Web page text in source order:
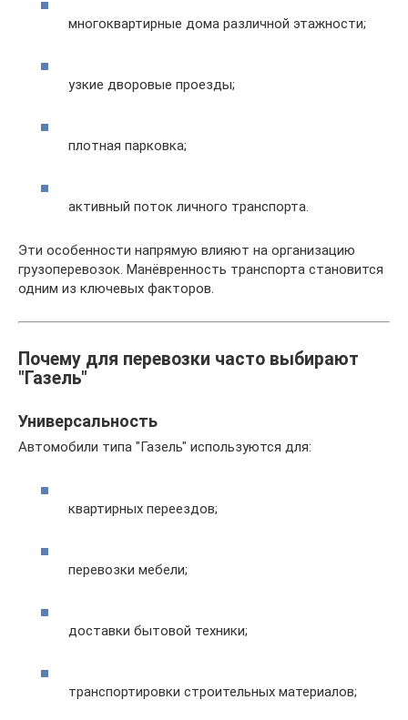
многоквартирные дома различной этажности;
узкие дворовые проезды;
плотная парковка;
активный поток личного транспорта.
Эти особенности напрямую влияют на организацию
грузоперевозок. Манёвренность транспорта становится
одним из ключевых факторов.
Почему для перевозки часто выбирают
"Газель"
Универсальность
Автомобили типа "Газель" используются для:
квартирных переездов;
перевозки мебели;
доставки бытовой техники;
транспортировки строительных материалов;